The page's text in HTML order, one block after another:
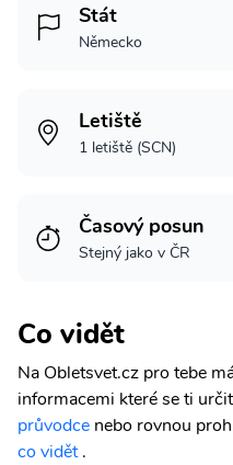
Stát
Německo
Letiště
1 letiště (SCN)
Časový posun
Stejný jako v ČR
Co vidět
Na Obletsvet.cz pro tebe
informacemi které se ti
průvodce nebo rovnou
co vidět.